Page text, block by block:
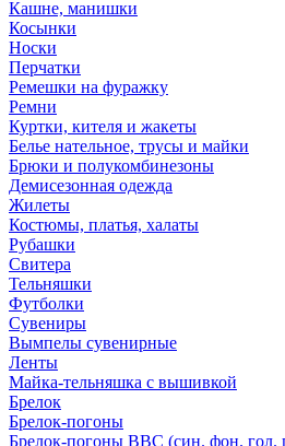
Кашне, манишки
Косынки
Носки
Перчатки
Ремешки на фуражку
Ремни
Куртки, кителя и жакеты
Белье нательное, трусы и майки
Брюки и полукомбинезоны
Демисезонная одежда
Жилеты
Костюмы, платья, халаты
Рубашки
Свитера
Тельняшки
Футболки
Сувениры
Вымпелы сувенирные
Ленты
Майка-тельняшка с вышивкой
Брелок
Брелок-погоны
Брелок-погоны ВВС (син. фон. гол.